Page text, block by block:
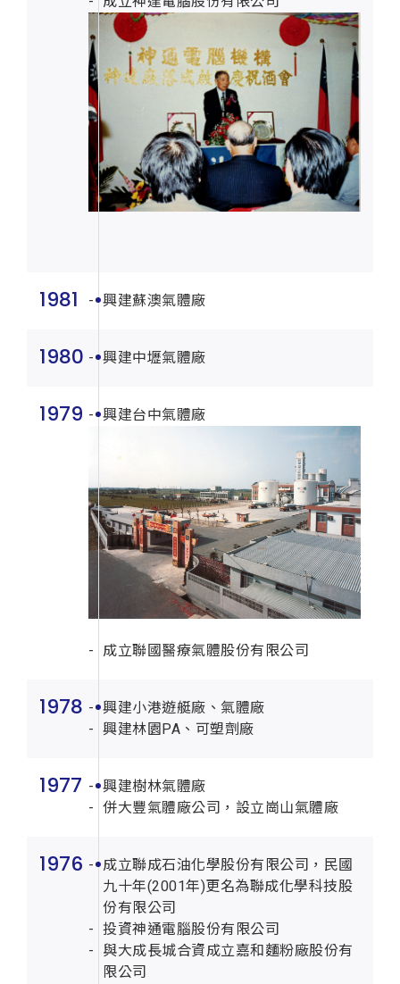
1981 興建蘇澳氣體廠
1980 興建中壢氣體廠
1979 興建台中氣體廠
成立聯國醫療氣體股份有限公司
1978
興建小港遊艇廠、氣體廠
興建林園PA、可塑劑廠
1977
興建樹林氣體廠
併大豐氣體廠公司，設立崗山氣體廠
1976
成立聯成石油化學股份有限公司，民國
九十年(2001年)更名為聯成化學科技股
份有限公司
投資神通電腦股份有限公司
與大成長城合資成立嘉和麵粉廠股份有
限公司